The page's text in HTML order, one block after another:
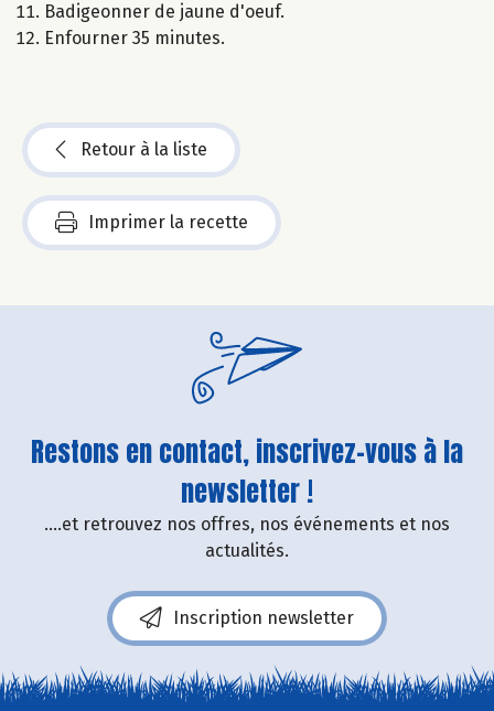
Badigeonner de jaune d'oeuf.
Enfourner 35 minutes.
Retour à la liste
Imprimer la recette
Restons en contact, inscrivez-vous à la
newsletter !
....et retrouvez nos offres, nos événements et nos
actualités.
Inscription newsletter